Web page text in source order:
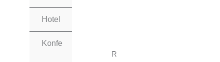
Hotel
Konfe
R